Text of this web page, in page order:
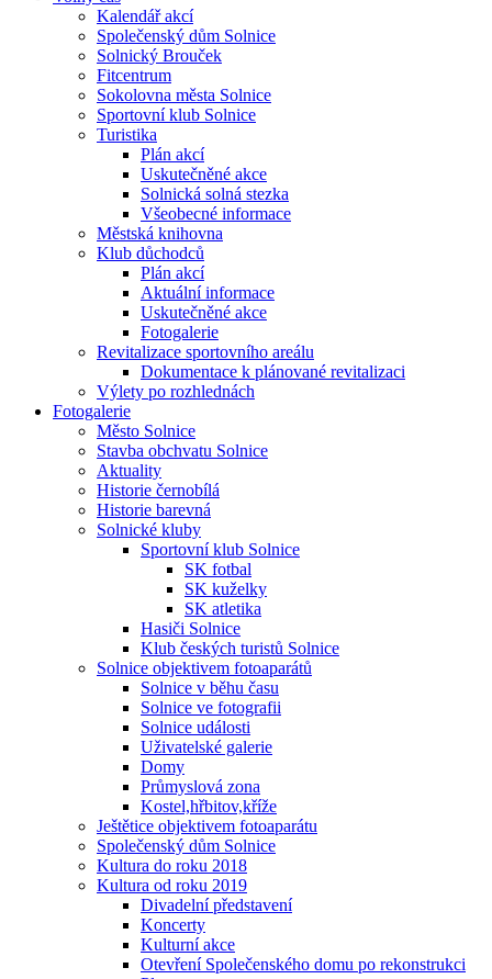
Kalendář akcí
Společenský dům Solnice
Solnický Brouček
Fitcentrum
Sokolovna města Solnice
Sportovní klub Solnice
Turistika
Plán akcí
Uskutečněné akce
Solnická solná stezka
Všeobecné informace
Městská knihovna
Klub důchodců
Plán akcí
Aktuální informace
Uskutečněné akce
Fotogalerie
Revitalizace sportovního areálu
Dokumentace k plánované revitalizaci
Výlety po rozhlednách
Fotogalerie
Město Solnice
Stavba obchvatu Solnice
Aktuality
Historie černobílá
Historie barevná
Solnické kluby
Sportovní klub Solnice
SK fotbal
SK kuželky
SK atletika
Hasiči Solnice
Klub českých turistů Solnice
Solnice objektivem fotoaparátů
Solnice v běhu času
Solnice ve fotografii
Solnice události
Uživatelské galerie
Domy
Průmyslová zona
Kostel,hřbitov,kříže
Ještětice objektivem fotoaparátu
Společenský dům Solnice
Kultura do roku 2018
Kultura od roku 2019
Divadelní představení
Koncerty
Kulturní akce
Otevření Společenského domu po rekonstrukci